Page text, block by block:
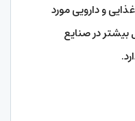
و دارویی مورد
بیشتر در صنایع